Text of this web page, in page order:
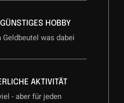
HOBBY
Geldbeutel was dabei
AKTIVITÄT
- aber für jeden